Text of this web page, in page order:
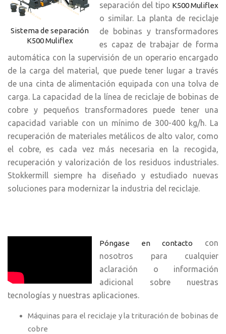
Sistema de separación
K500 Muliflex
separación del tipo K500 Muliflex
o similar. La planta de reciclaje
de bobinas y transformadores
es capaz de trabajar de forma
automática con la supervisión de un operario encargado
de la carga del material, que puede tener lugar a través
de una cinta de alimentación equipada con una tolva de
carga. La capacidad de la línea de reciclaje de bobinas de
cobre y pequeños transformadores puede tener una
capacidad variable con un mínimo de 300-400 kg/h. La
recuperación de materiales metálicos de alto valor, como
el cobre, es cada vez más necesaria en la recogida,
recuperación y valorización de los residuos industriales.
Stokkermill siempre ha diseñado y estudiado nuevas
soluciones para modernizar la industria del reciclaje.
Póngase en contacto con
nosotros para cualquier
aclaración o información
adicional sobre nuestras
tecnologías y nuestras aplicaciones.
Máquinas para el reciclaje y la trituración de bobinas de
cobre